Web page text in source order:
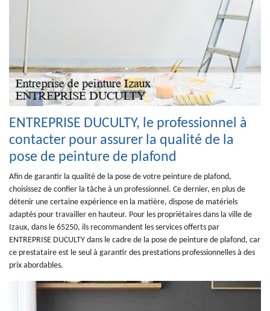
ENTREPRISE DUCULTY, le professionnel à
contacter pour assurer la qualité de la
pose de peinture de plafond
Afin de garantir la qualité de la pose de votre peinture de plafond,
choisissez de confier la tâche à un professionnel. Ce dernier, en plus de
détenir une certaine expérience en la matière, dispose de matériels
adaptés pour travailler en hauteur. Pour les propriétaires dans la ville de
Izaux, dans le 65250, ils recommandent les services offerts par
ENTREPRISE DUCULTY dans le cadre de la pose de peinture de plafond, car
ce prestataire est le seul à garantir des prestations professionnelles à des
prix abordables.